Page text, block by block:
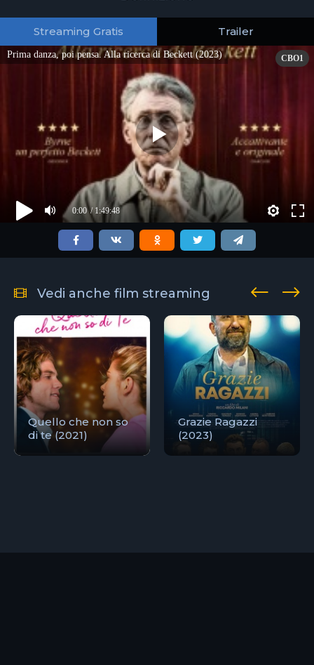
Streaming Gratis Trailer
Prima danza, poi pensa. Alla ricerca di Beckett (2023)
0:00 / 1:49:48
CBO1
Vedi anche film streaming
Quello che non so
di te (2021)
Grazie Ragazzi
(2023)